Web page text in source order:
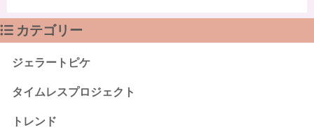
カテゴリー
ジェラートピケ
タイムレスプロジェクト
トレンド